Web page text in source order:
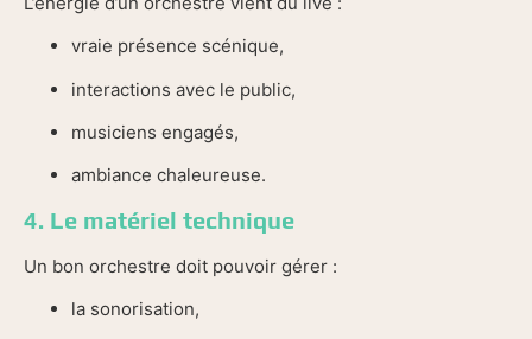
vraie présence scénique,
interactions avec le public,
musiciens engagés,
ambiance chaleureuse.
4. Le matériel technique
Un bon orchestre doit pouvoir gérer :
la sonorisation,